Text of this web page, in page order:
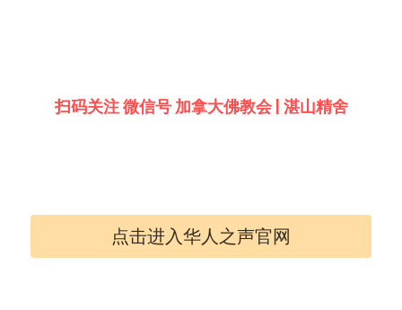
扫码关注 微信号 加拿大佛教会 | 湛山精舍
点击进入华人之声官网